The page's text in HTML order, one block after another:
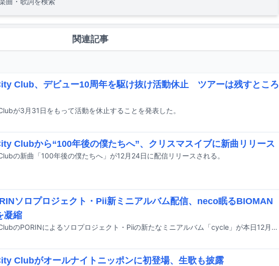
関連記事
Club、デビュー10周年を駆け抜け活動休止 ツアーは残すところ
が3月31日をもって活動を休止することを発表した。
Clubから“100年後の僕たちへ”、クリスマスイブに新曲リリース
の新曲「100年後の僕たちへ」が12月24日に配信リリースされる。
ソロプロジェクト・Pii新ミニアルバム配信、neco眠るBIOMAN
凝縮
Awesome City ClubのPORINによるソロプロジェクト・Piiの新たなミニアルバム「cycle」が本日12月17日に配信リリースされた。
Clubがオールナイトニッポンに初登場、生歌も披露